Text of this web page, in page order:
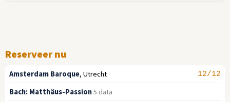
Reserveer nu
12/12
Amsterdam Baroque, Utrecht
Bach: Matthäus-Passion5 data